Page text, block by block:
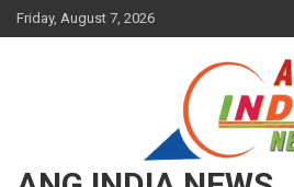
Skip
to
Friday, August 7, 2026